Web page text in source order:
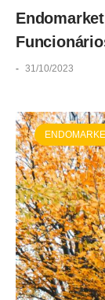
- 31/10/2023